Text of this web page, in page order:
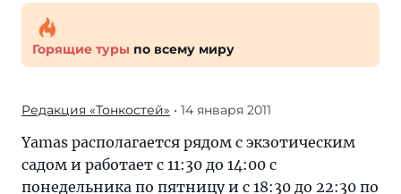
Горящие туры по всему миру
Редакция «Тонкостей» • 14 января 2011
Yamas располагается рядом с экзотическим
садом и работает с 11:30 до 14:00 с
понедельника по пятницу и с 18:30 до 22:30 по